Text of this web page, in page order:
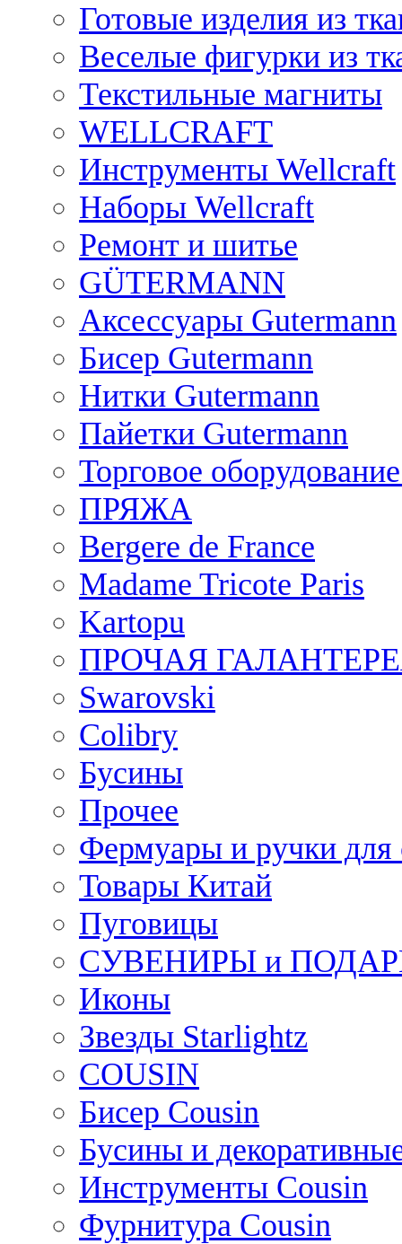
Готовые изделия из
Веселые фигурки из
Текстильные магниты
WELLCRAFT
Инструменты Wellcraft
Наборы Wellcraft
Ремонт и шитье
GÜTERMANN
Аксессуары Gutermann
Бисер Gutermann
Нитки Gutermann
Пайетки Gutermann
Торговое
ПРЯЖА
Bergere de France
Madame Tricote Paris
Kartopu
ПРОЧАЯ
Swarovski
Colibry
Бусины
Прочее
Фермуары и ручки для
Товары Китай
Пуговицы
СУВЕНИРЫ и
Иконы
Звезды Starlightz
COUSIN
Бисер Cousin
Бусины и
Инструменты Cousin
Фурнитура Cousin